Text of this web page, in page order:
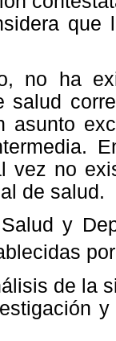
que
no ha
salud
asunto
vez no
de salud.
y
de la